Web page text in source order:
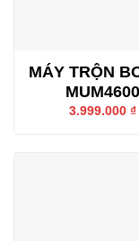
MÁY TRỘN
MUM4600
3.999.000 ₫